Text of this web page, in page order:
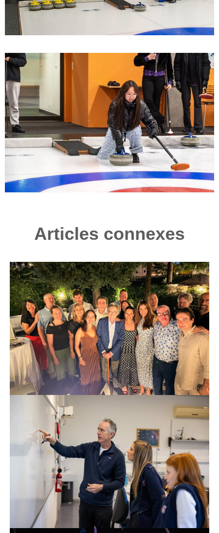
Articles connexes